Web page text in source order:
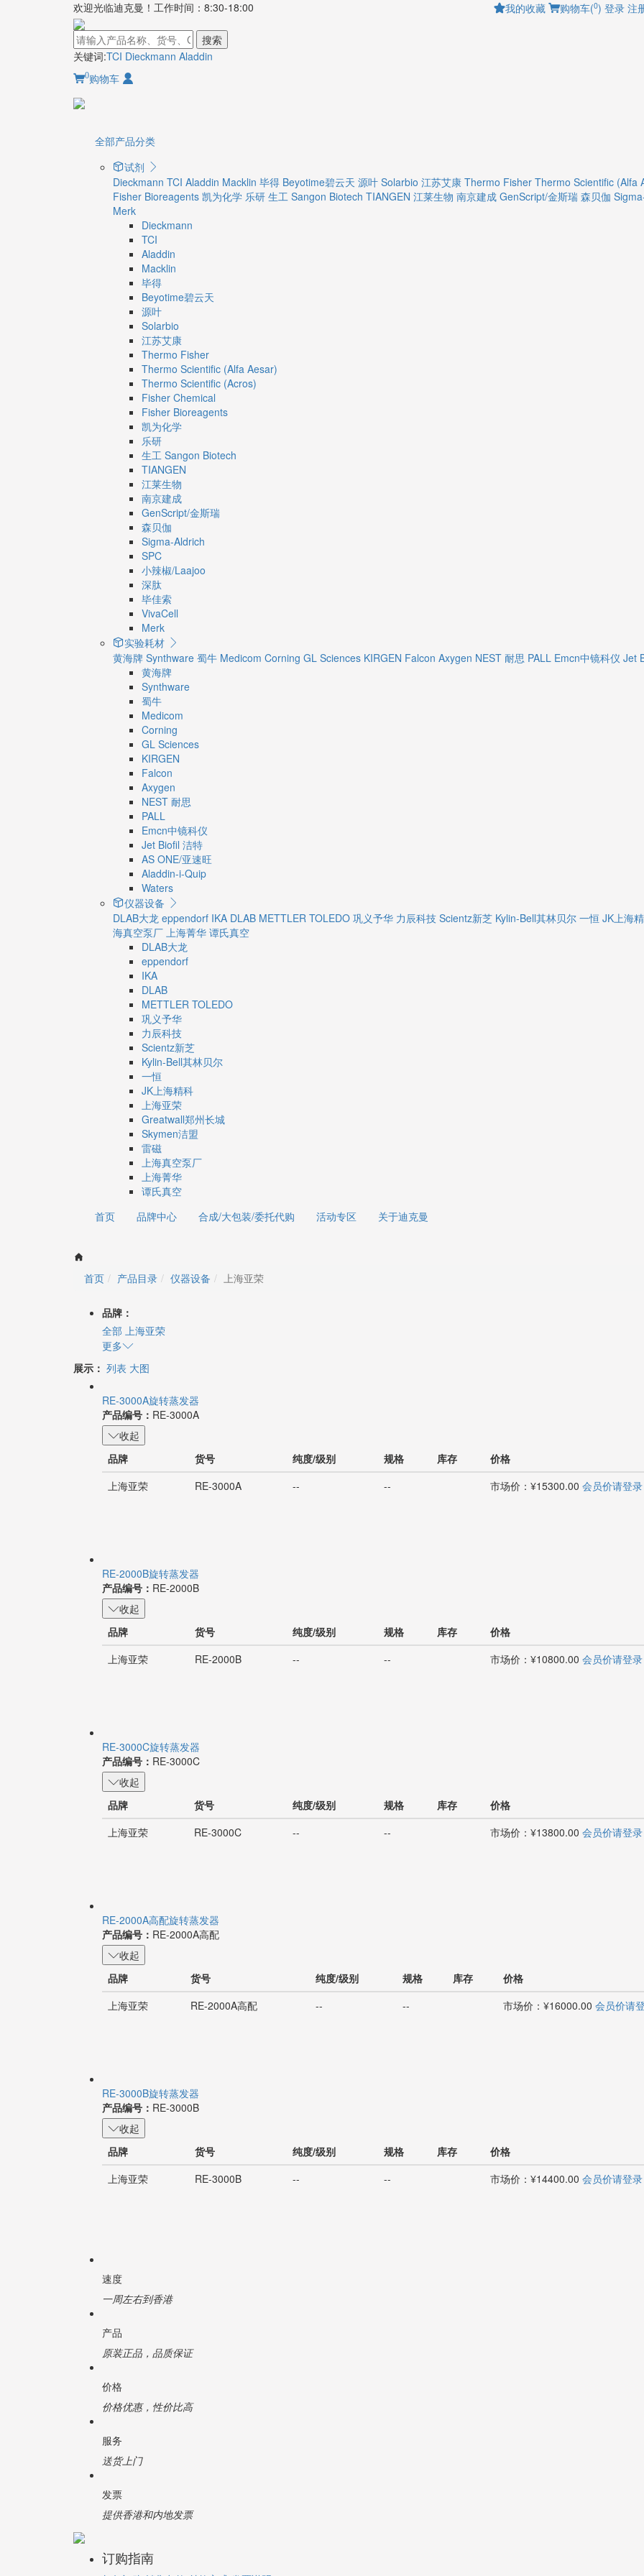
欢迎光临迪克曼！工作时间：8:30-18:00 我的收藏 购物车(0) 登录 注
搜索
关键词:TCI Dieckmann Aladdin
0购物车
全部产品分类
试剂
Dieckmann TCI Aladdin Macklin 毕得 Beyotime碧云天 源叶 Solarbio 江苏艾康 Thermo Fisher Thermo Scientific (Alfa
Fisher Bioreagents 凯为化学 乐研 生工 Sangon Biotech TIANGEN 江莱生物 南京建成 GenScript/金斯瑞 森贝伽
Merk
Dieckmann
TCI
Aladdin
Macklin
毕得
Beyotime碧云天
源叶
Solarbio
江苏艾康
Thermo Fisher
Thermo Scientific (Alfa Aesar)
Thermo Scientific (Acros)
Fisher Chemical
Fisher Bioreagents
凯为化学
乐研
生工 Sangon Biotech
TIANGEN
江莱生物
南京建成
GenScript/金斯瑞
森贝伽
Sigma-Aldrich
SPC
小辣椒/Laajoo
深肽
毕佳索
VivaCell
Merk
实验耗材
黄海牌 Synthware 蜀牛 Medicom Corning GL Sciences KIRGEN Falcon Axygen NEST 耐思 PALL Emcn中镜科仪 Jet
黄海牌
Synthware
蜀牛
Medicom
Corning
GL Sciences
KIRGEN
Falcon
Axygen
NEST 耐思
PALL
Emcn中镜科仪
Jet Biofil 洁特
AS ONE/亚速旺
Aladdin-i-Quip
Waters
仪器设备
DLAB大龙 eppendorf IKA DLAB METTLER TOLEDO 巩义予华 力辰科技 Scientz新芝 Kylin-Bell其林贝尔 一恒 JK上海
海真空泵厂 上海菁华 谭氏真空
DLAB大龙
eppendorf
IKA
DLAB
METTLER TOLEDO
巩义予华
力辰科技
Scientz新芝
Kylin-Bell其林贝尔
一恒
JK上海精科
上海亚荣
Greatwall郑州长城
Skymen洁盟
雷磁
上海真空泵厂
上海菁华
谭氏真空
首页
品牌中心 合成/大包装/委托代购 活动专区 关于迪克曼
首页 产品目录 仪器设备 上海亚荣
品牌：
全部 上海亚荣
更多
展示： 列表 大图
RE-3000A旋转蒸发器
产品编号： RE-3000A
收起
品牌
货号 纯度/级别 规格 库存 价格
上海亚荣
RE-3000A -- -- 市场价：¥15300.00 会员价请登录
RE-2000B旋转蒸发器
产品编号： RE-2000B
收起
品牌
货号 纯度/级别 规格 库存 价格
上海亚荣
RE-2000B -- -- 市场价：¥10800.00 会员价请登录
RE-3000C旋转蒸发器
产品编号： RE-3000C
收起
品牌
货号 纯度/级别 规格 库存 价格
上海亚荣
RE-3000C -- -- 市场价：¥13800.00 会员价请登录
RE-2000A高配旋转蒸发器
产品编号： RE-2000A高配
收起
品牌
货号 纯度/级别 规格 库存 价格
上海亚荣
RE-2000A高配 -- -- 市场价：¥16000.00 会员价请
RE-3000B旋转蒸发器
产品编号： RE-3000B
收起
品牌
货号 纯度/级别 规格 库存 价格
上海亚荣
RE-3000B -- -- 市场价：¥14400.00 会员价请登录
速度
一周左右到香港
产品
原装正品，品质保证
价格
价格优惠，性价比高
服务
送货上门
发票
提供香港和内地发票
订购指南